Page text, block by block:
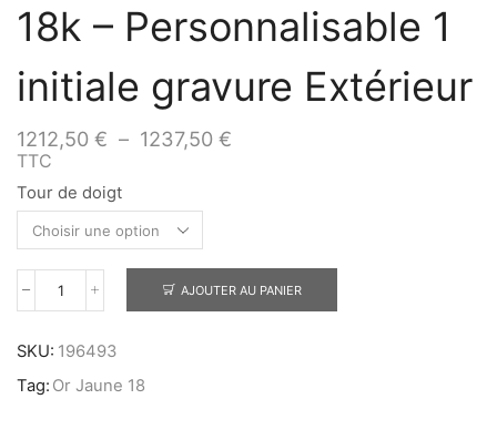
18k – Personnalisable 1
initiale gravure Extérieur
1212,50 € – 1237,50 €
TTC
Tour de doigt
AJOUTER AU PANIER
SKU: 196493
Tag: Or Jaune 18